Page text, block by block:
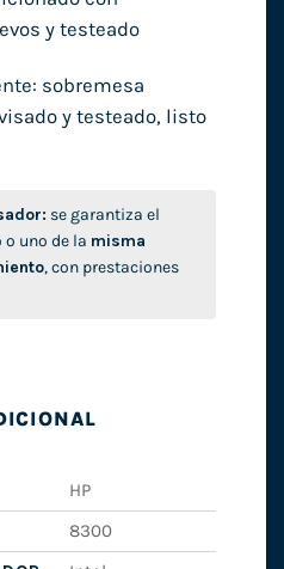
y testeado
sobremesa
y testeado, listo
se garantiza el
uno de la misma
, con prestaciones
HP
8300